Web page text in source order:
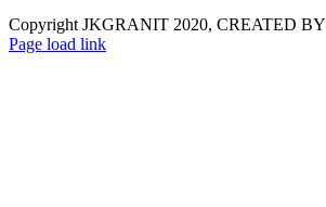
Copyright JKGRANIT 2020, CREATED BY
Facebook
Twitter
Instagram
Pinterest
Page load link